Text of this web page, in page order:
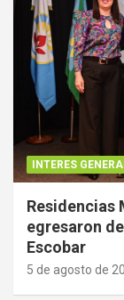
INTERES
Residencias
egresaron
Escobar
5 de agosto de